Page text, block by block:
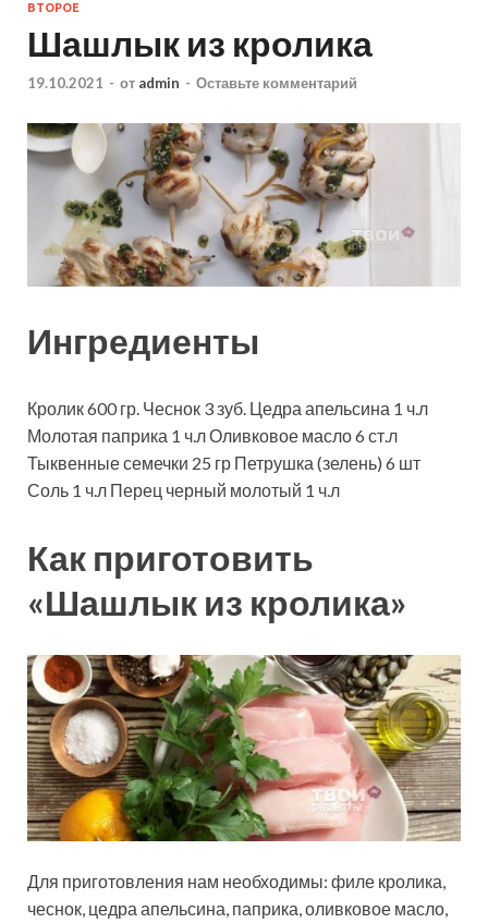
ВТОРОЕ
Шашлык из кролика
19.10.2021 - от admin - Оставьте комментарий
Ингредиенты
Кролик600 гр. Чеснок 3зуб. Цедра апельсина 1 ч.л
Молотая паприка 1 ч.лОливковое масло6 ст.л
Тыквенные семечки 25 гр Петрушка (зелень) 6 шт
Соль 1 ч.л Перец черный молотый 1 ч.л
Как приготовить
«Шашлык из кролика»
Для приготовления нам необходимы: филе кролика,
чеснок, цедра апельсина, паприка, оливковое масло,